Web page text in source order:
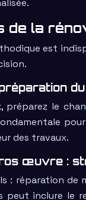
de la
est
préparez le
des travaux.
œuvre :
: réparation de
peut inclure le